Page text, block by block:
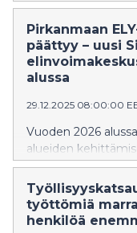
Lupa- ja
jälkeen.
Pirkanmaan
päättyy – uusi
alussa
29.12.2025 08:00:00
Vuoden 2026
alueiden
uudelle Sisä-
laajasti muun
maahanmuuton ja
maaseudun
työttömiä
henkilöä